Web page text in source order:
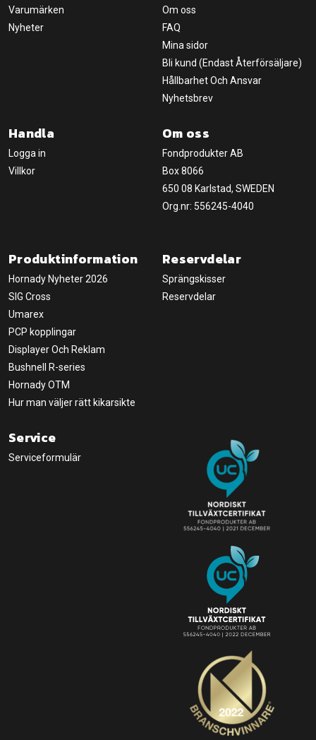
Varumärken
Nyheter
Om oss
FAQ
Mina sidor
Bli kund (Endast Återförsäljare)
Hållbarhet Och Ansvar
Nyhetsbrev
Handla
Logga in
Villkor
Om oss
Fondprodukter AB
Box 8066
650 08 Karlstad, SWEDEN
Org.nr: 556245-4040
Produktinformation
Hornady Nyheter 2026
SIG Cross
Umarex
PCP kopplingar
Displayer Och Reklam
Bushnell R-series
Hornady OTM
Hur man väljer rätt kikarsikte
Reservdelar
Sprängskisser
Reservdelar
Service
Serviceformulär